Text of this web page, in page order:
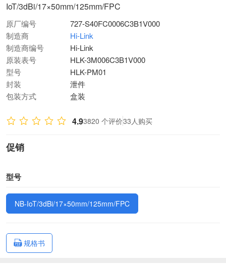
IoT/3dBi/17×50mm/125mm/FPC
原厂编号
727-S40FC0006C3B1V000
制造商
Hi-Link
制造商编号
Hi-Link
原装表号
HLK-3M006C3B1V000
型号
HLK-PM01
封装
泄件
包装方式
盒装
4.93820 个评价33人购买
促销
型号
NB-IoT/3dBi/17×50mm/125mm/FPC
规格书